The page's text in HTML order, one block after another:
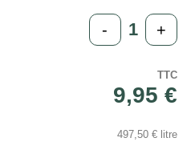
- +
TTC
9,95 €
497,50 € litre